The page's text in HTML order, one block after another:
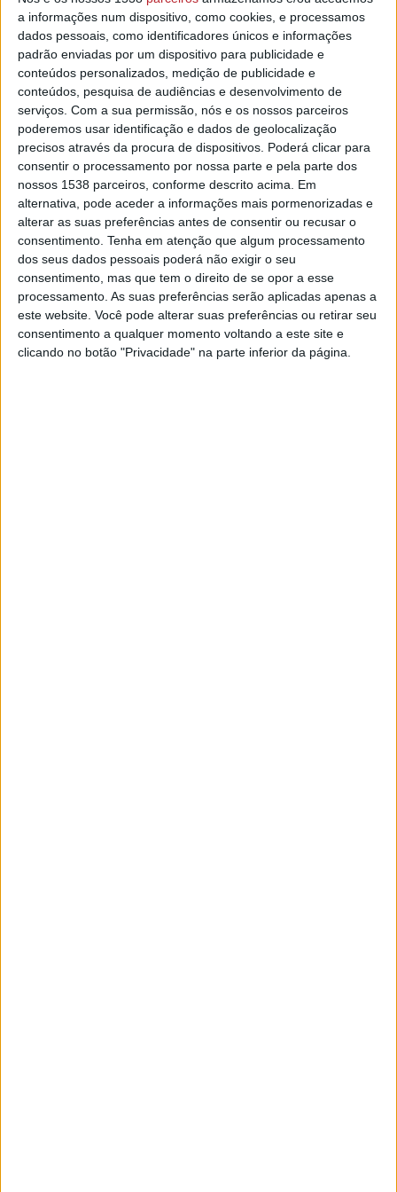
a informações num dispositivo, como cookies, e processamos
dados pessoais, como identificadores únicos e informações
padrão enviadas por um dispositivo para publicidade e
conteúdos personalizados, medição de publicidade e
conteúdos, pesquisa de audiências e desenvolvimento de
serviços. Com a sua permissão, nós e os nossos parceiros
poderemos usar identificação e dados de geolocalização
precisos através da procura de dispositivos. Poderá clicar para
consentir o processamento por nossa parte e pela parte dos
nossos 1538 parceiros, conforme descrito acima. Em
alternativa, pode aceder a informações mais pormenorizadas e
alterar as suas preferências antes de consentir ou recusar o
consentimento. Tenha em atenção que algum processamento
dos seus dados pessoais poderá não exigir o seu
consentimento, mas que tem o direito de se opor a esse
processamento. As suas preferências serão aplicadas apenas a
este website. Você pode alterar suas preferências ou retirar seu
consentimento a qualquer momento voltando a este site e
clicando no botão "Privacidade" na parte inferior da página.
hospitalar – Exército
6/05/2026 às 14:49
Exército confirma incidente no Curso
de Paraquedismo
5/05/2026 às 15:02
Paraquedistas em aprontamento para
missão na República Centro-Africana